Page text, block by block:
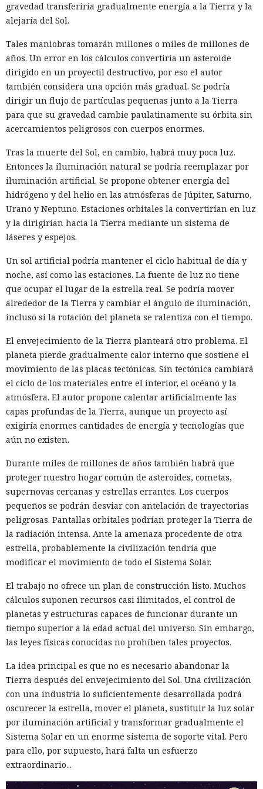
gravedad transferiría gradualmente energía a la Tierra y la
alejaría del Sol.
Tales maniobras tomarán millones o miles de millones de
años. Un error en los cálculos convertiría un asteroide
dirigido en un proyectil destructivo, por eso el autor
también considera una opción más gradual. Se podría
dirigir un flujo de partículas pequeñas junto a la Tierra
para que su gravedad cambie paulatinamente su órbita sin
acercamientos peligrosos con cuerpos enormes.
Tras la muerte del Sol, en cambio, habrá muy poca luz.
Entonces la iluminación natural se podría reemplazar por
iluminación artificial. Se propone obtener energía del
hidrógeno y del helio en las atmósferas de Júpiter, Saturno,
Urano y Neptuno. Estaciones orbitales la convertirían en luz
y la dirigirían hacia la Tierra mediante un sistema de
láseres y espejos.
Un sol artificial podría mantener el ciclo habitual de día y
noche, así como las estaciones. La fuente de luz no tiene
que ocupar el lugar de la estrella real. Se podría mover
alrededor de la Tierra y cambiar el ángulo de iluminación,
incluso si la rotación del planeta se ralentiza con el tiempo.
El envejecimiento de la Tierra planteará otro problema. El
planeta pierde gradualmente calor interno que sostiene el
movimiento de las placas tectónicas. Sin tectónica cambiará
el ciclo de los materiales entre el interior, el océano y la
atmósfera. El autor propone calentar artificialmente las
capas profundas de la Tierra, aunque un proyecto así
exigiría enormes cantidades de energía y tecnologías que
aún no existen.
Durante miles de millones de años también habrá que
proteger nuestro hogar común de asteroides, cometas,
supernovas cercanas y estrellas errantes. Los cuerpos
pequeños se podrán desviar con antelación de trayectorias
peligrosas. Pantallas orbitales podrían proteger la Tierra de
la radiación intensa. Ante la amenaza procedente de otra
estrella, probablemente la civilización tendría que
modificar el movimiento de todo el Sistema Solar.
El trabajo no ofrece un plan de construcción listo. Muchos
cálculos suponen recursos casi ilimitados, el control de
planetas y estructuras capaces de funcionar durante un
tiempo superior a la edad actual del universo. Sin embargo,
las leyes físicas conocidas no prohíben tales proyectos.
La idea principal es que no es necesario abandonar la
Tierra después del envejecimiento del Sol. Una civilización
con una industria lo suficientemente desarrollada podrá
oscurecer la estrella, mover el planeta, sustituir la luz solar
por iluminación artificial y transformar gradualmente el
Sistema Solar en un enorme sistema de soporte vital. Pero
para ello, por supuesto, hará falta un esfuerzo
extraordinario...